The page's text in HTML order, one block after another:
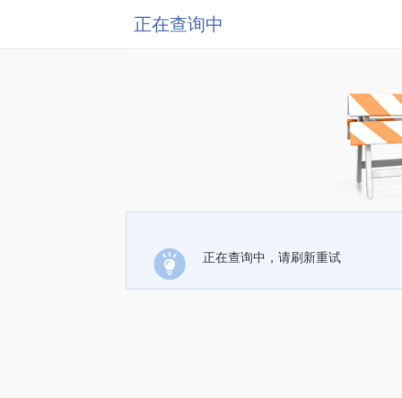
正在查询中
正在查询中，请刷新重试